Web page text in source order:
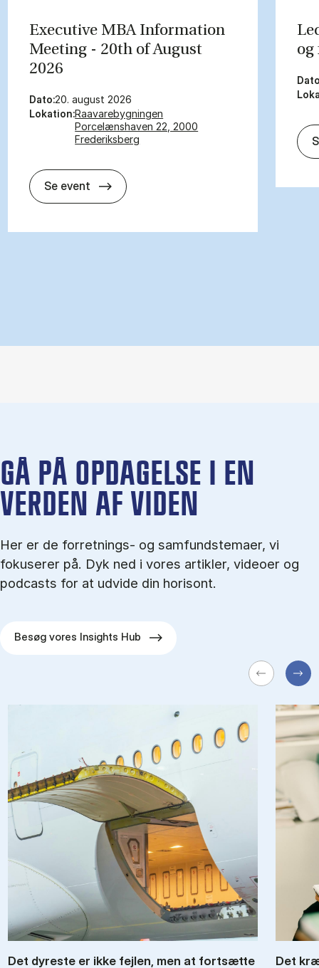
Ex­ec­ut­ive MBA In­form­a­tion
Meet­ing - 20th of Au­gust
2026
Dato:20. august 2026
Lokation:Raavarebygningen
Porcelænshaven 22, 2000
Frederiksberg
Se event Ex­ec­ut­ive MBA In­form­a­tion Meet­ing
og
GÅ PÅ OPDAGELSE I EN
VERDEN AF VIDEN
Her er de forretnings- og samfundstemaer, vi
fokuserer på. Dyk ned i vores artikler, videoer og
podcasts for at udvide din horisont.
Besøg vores Insights Hub
Det dy­re­ste er ikke fejl­en, men at fort­sæt­te
Det